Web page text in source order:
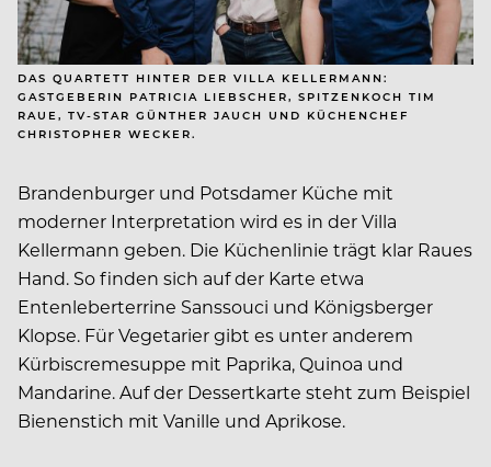
DAS QUARTETT HINTER DER VILLA KELLERMANN:
GASTGEBERIN PATRICIA LIEBSCHER, SPITZENKOCH TIM
RAUE, TV-STAR GÜNTHER JAUCH UND KÜCHENCHEF
CHRISTOPHER WECKER.
Brandenburger und Potsdamer Küche mit
moderner Interpretation wird es in der Villa
Kellermann geben. Die Küchenlinie trägt klar Raues
Hand. So finden sich auf der Karte etwa
Entenleberterrine Sanssouci und Königsberger
Klopse. Für Vegetarier gibt es unter anderem
Kürbiscremesuppe mit Paprika, Quinoa und
Mandarine. Auf der Dessertkarte steht zum Beispiel
Bienenstich mit Vanille und Aprikose.